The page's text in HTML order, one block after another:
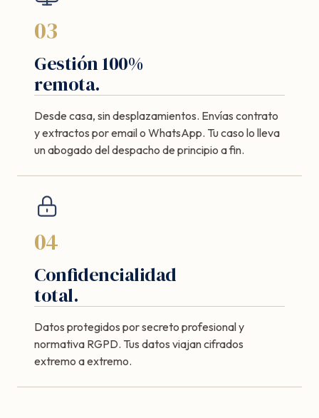
03
Gestión 100%
remota.
Desde casa, sin desplazamientos. Envías contrato
y extractos por email o WhatsApp. Tu caso lo lleva
un abogado del despacho de principio a fin.
04
Confidencialidad
total.
Datos protegidos por secreto profesional y
normativa RGPD. Tus datos viajan cifrados
extremo a extremo.